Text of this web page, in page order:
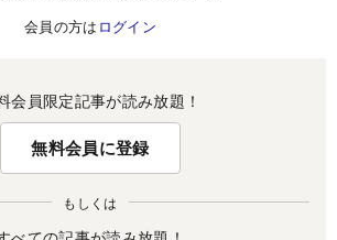
会員の方は ログイン
会員限定記事が読み放題！
無料会員に登録
もしくは